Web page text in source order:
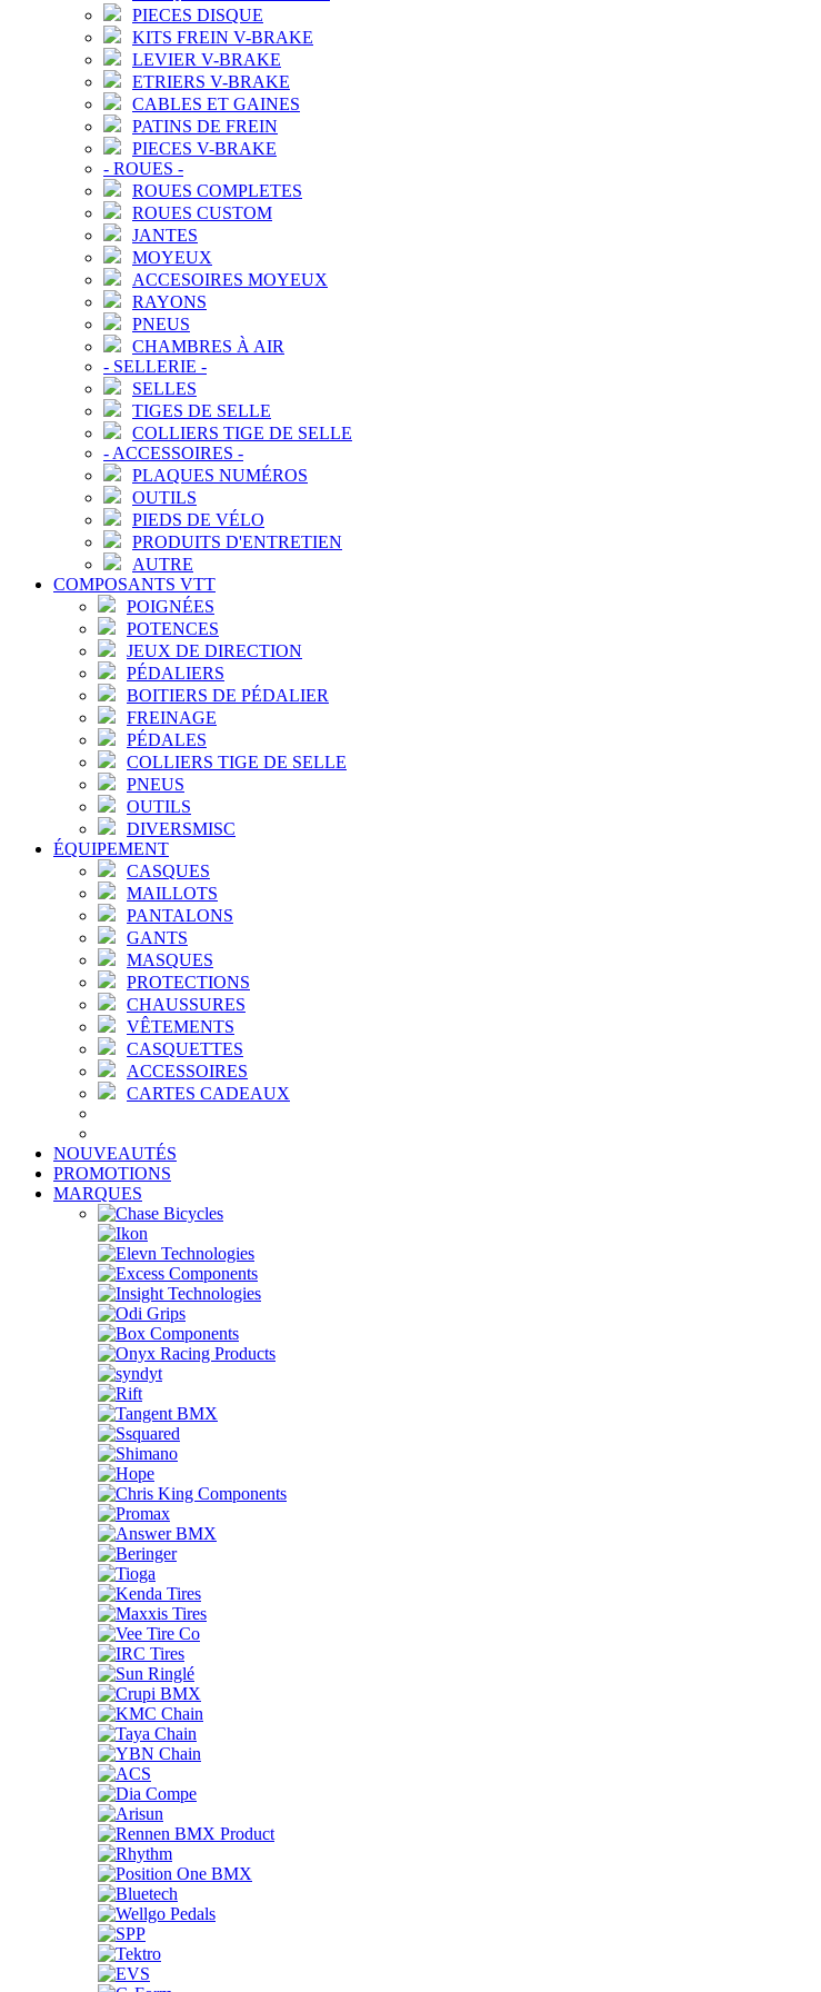
PIECES DISQUE
KITS FREIN V-BRAKE
LEVIER V-BRAKE
ETRIERS V-BRAKE
CABLES ET GAINES
PATINS DE FREIN
PIECES V-BRAKE
- ROUES -
ROUES COMPLETES
ROUES CUSTOM
JANTES
MOYEUX
ACCESOIRES MOYEUX
RAYONS
PNEUS
CHAMBRES À AIR
- SELLERIE -
SELLES
TIGES DE SELLE
COLLIERS TIGE DE SELLE
- ACCESSOIRES -
PLAQUES NUMÉROS
OUTILS
PIEDS DE VÉLO
PRODUITS D'ENTRETIEN
AUTRE
COMPOSANTS VTT
POIGNÉES
POTENCES
JEUX DE DIRECTION
PÉDALIERS
BOITIERS DE PÉDALIER
FREINAGE
PÉDALES
COLLIERS TIGE DE SELLE
PNEUS
OUTILS
DIVERSMISC
ÉQUIPEMENT
CASQUES
MAILLOTS
PANTALONS
GANTS
MASQUES
PROTECTIONS
CHAUSSURES
VÊTEMENTS
CASQUETTES
ACCESSOIRES
CARTES CADEAUX
NOUVEAUTÉS
PROMOTIONS
MARQUES